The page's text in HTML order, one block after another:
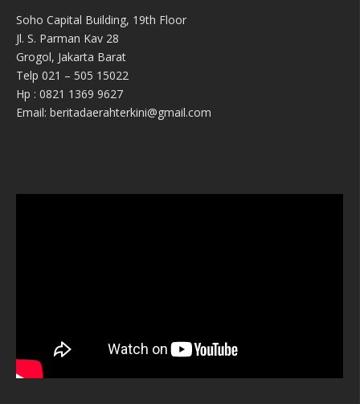
Soho Capital Building, 19th Floor
Jl. S. Parman Kav 28
Grogol, Jakarta Barat
Telp 021 – 505 15022
Hp : 0821 1369 9627
Email: beritadaerahterkini@gmail.com